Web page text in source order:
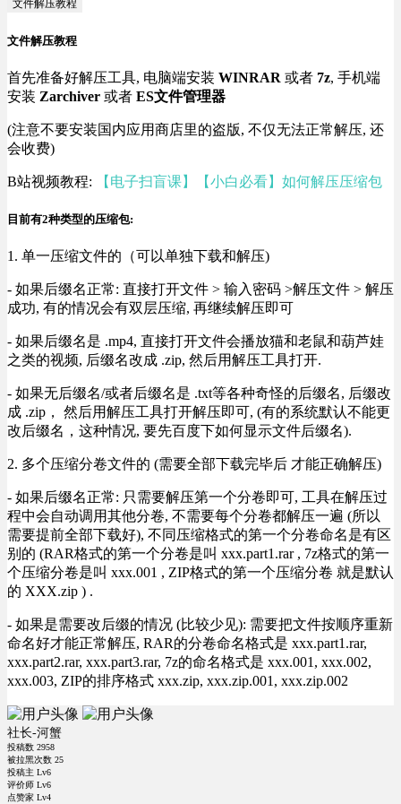
文件解压教程
文件解压教程
首先准备好解压工具, 电脑端安装 WINRAR 或者 7z, 手机端
安装 Zarchiver 或者 ES文件管理器
(注意不要安装国内应用商店里的盗版, 不仅无法正常解压, 还
会收费)
B站视频教程: 【电子扫盲课】【小白必看】如何解压压缩包
目前有2种类型的压缩包:
1. 单一压缩文件的（可以单独下载和解压)
- 如果后缀名正常: 直接打开文件 > 输入密码 >解压文件 > 解压
成功, 有的情况会有双层压缩, 再继续解压即可
- 如果后缀名是 .mp4, 直接打开文件会播放猫和老鼠和葫芦娃
之类的视频, 后缀名改成 .zip, 然后用解压工具打开.
- 如果无后缀名/或者后缀名是 .txt等各种奇怪的后缀名, 后缀改
成 .zip， 然后用解压工具打开解压即可, (有的系统默认不能更
改后缀名，这种情况, 要先百度下如何显示文件后缀名).
2. 多个压缩分卷文件的 (需要全部下载完毕后 才能正确解压)
- 如果后缀名正常: 只需要解压第一个分卷即可, 工具在解压过
程中会自动调用其他分卷, 不需要每个分卷都解压一遍 (所以
需要提前全部下载好), 不同压缩格式的第一个分卷命名是有区
别的 (RAR格式的第一个分卷是叫 xxx.part1.rar , 7z格式的第一
个压缩分卷是叫 xxx.001 , ZIP格式的第一个压缩分卷 就是默认
的 XXX.zip ) .
- 如果是需要改后缀的情况 (比较少见): 需要把文件按顺序重新
命名好才能正常解压, RAR的分卷命名格式是 xxx.part1.rar,
xxx.part2.rar, xxx.part3.rar, 7z的命名格式是 xxx.001, xxx.002,
xxx.003, ZIP的排序格式 xxx.zip, xxx.zip.001, xxx.zip.002
社长-河蟹
投稿数 2958
被拉黑次数 25
投稿主 Lv6
评价师 Lv6
点赞家 Lv4